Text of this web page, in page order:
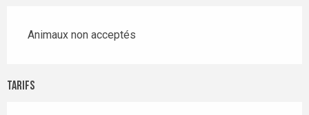
Animaux non acceptés
Tarifs